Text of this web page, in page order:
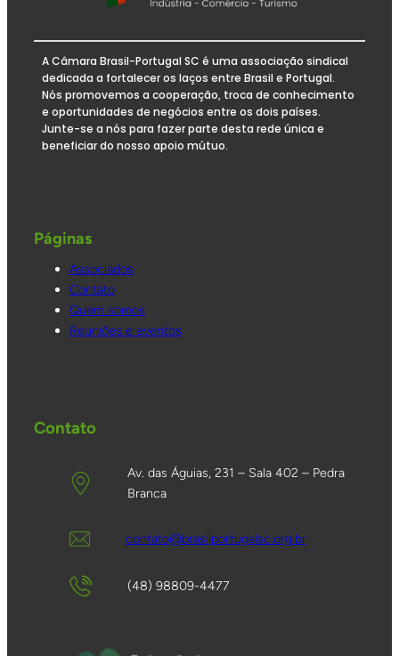
A Câmara Brasil-Portugal SC é uma associação sindical
dedicada a fortalecer os laços entre Brasil e Portugal.
Nós promovemos a cooperação, troca de conhecimento
e oportunidades de negócios entre os dois países.
Junte-se a nós para fazer parte desta rede única e
beneficiar do nosso apoio mútuo.
Páginas
Associados
Contato
Quem somos
Reuniões e eventos
Contato
Av. das Águias, 231 – Sala 402 – Pedra
Branca
contato@brasilportugalsc.org.br
(48) 98809-4477